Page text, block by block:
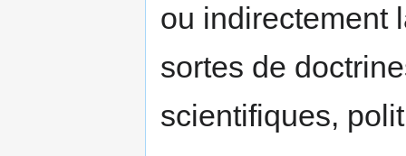
ou indirectement
sortes de
scientifiques,